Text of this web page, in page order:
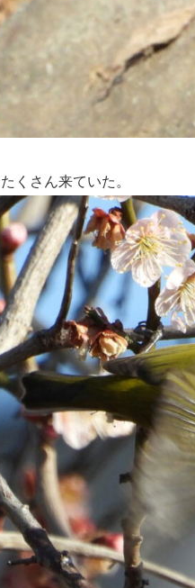
くさん来ていた。